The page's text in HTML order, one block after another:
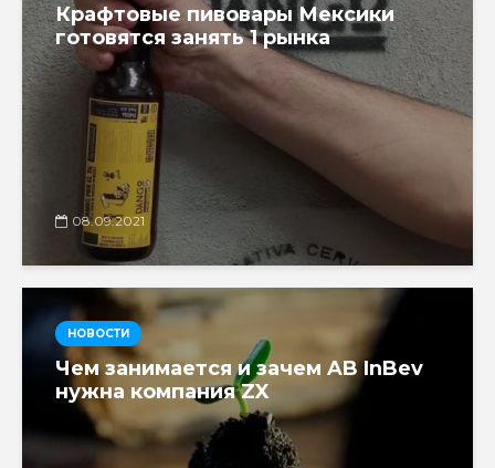
Крафтовые пивовары Мексики
готовятся занять 1 рынка
08.09.2021
НОВОСТИ
Чем занимается и зачем AB InBev
нужна компания ZX